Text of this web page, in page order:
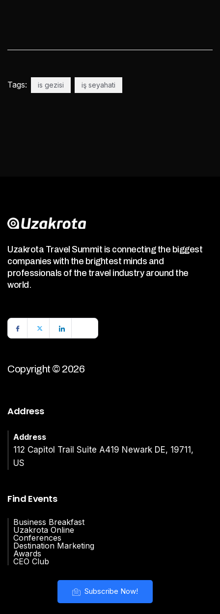
Tags: is gezisi iş seyahati
Uzakrota Travel Summit is connecting the biggest
companies with the brightest minds and
professionals of the travel industry around the
world.
Copyright © 2026
Address
Address
112 Capitol Trail Suite A419 Newark DE, 19711,
US
Find Events
Business Breakfast
Uzakrota Online
Conferences
Destination Marketing
Awards
CEO Club
Subscribe Now!